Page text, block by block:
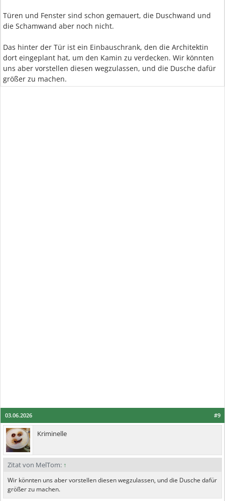
Türen und Fenster sind schon gemauert, die Duschwand und
die Schamwand aber noch nicht.
Das hinter der Tür ist ein Einbauschrank, den die Architektin
dort eingeplant hat, um den Kamin zu verdecken. Wir könnten
uns aber vorstellen diesen wegzulassen, und die Dusche dafür
größer zu machen.
#9
03.06.2026
Kriminelle
Zitat von MelTom: ↑
Wir könnten uns aber vorstellen diesen wegzulassen, und die Dusche dafür
größer zu machen.